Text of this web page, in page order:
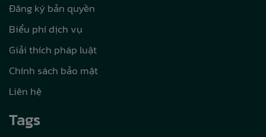
Đăng ký bản quyền
Biểu phí dịch vụ
Giải thích pháp luật
Chính sách bảo mật
Liên hệ
Tags